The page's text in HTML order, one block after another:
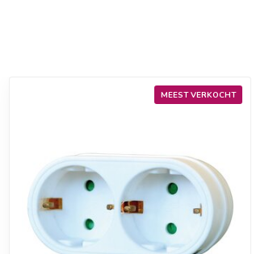
MEEST VERKOCHT